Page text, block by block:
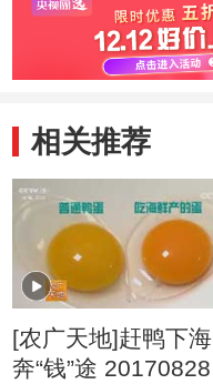
相关推荐
[农广天地]赶鸭下海
奔“钱”途 20170828